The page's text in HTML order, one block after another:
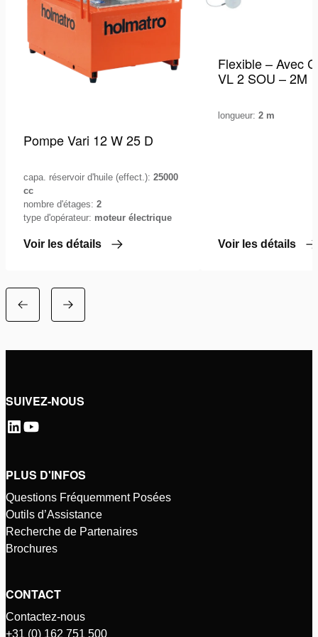
Pompe Vari 12 W 25 D
capa. réservoir d'huile (effect.): 25000
cc
nombre d'étages: 2
type d'opérateur: moteur électrique
Voir les détails
Flexible – Avec
VL 2 SOU – 2M
longueur: 2 m
Voir les détails
SUIVEZ-NOUS
PLUS D'INFOS
Questions Fréquemment Posées
Outils d’Assistance
Recherche de Partenaires
Brochures
CONTACT
Contactez-nous
+31 (0) 162 751 500